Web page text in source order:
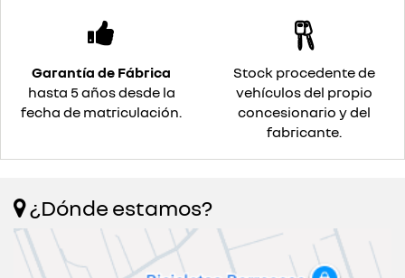
Garantía de Fábrica
hasta 5 años desde la
fecha de matriculación.
Stock procedente de
vehículos del propio
concesionario y del
fabricante.
¿Dónde estamos?